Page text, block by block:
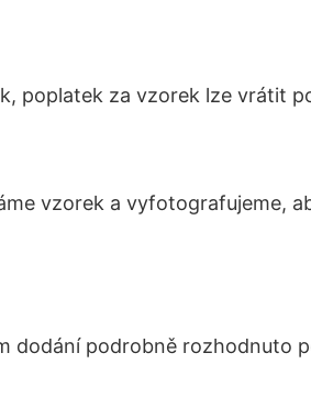
poplatek za vzorek lze vrátit
vzorek a vyfotografujeme,
dodání podrobně rozhodnuto